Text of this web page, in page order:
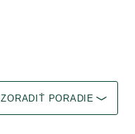
ZORADIŤ PORADIE